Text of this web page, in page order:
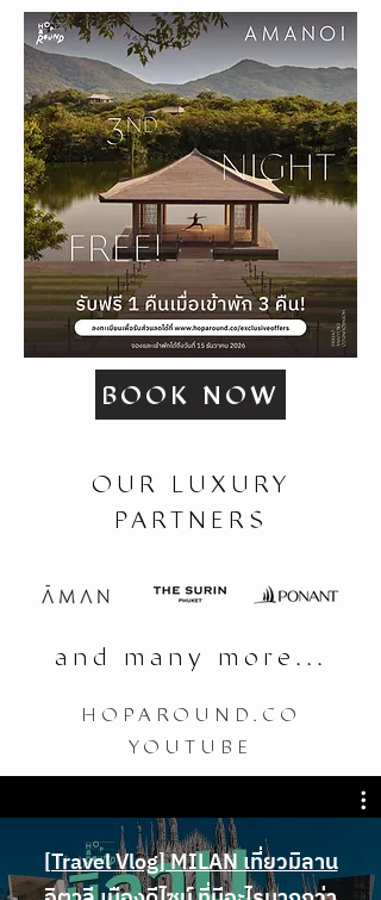
BOOK NOW
OUR LUXURY
PARTNERS
and many more...
HOPAROUND.CO
YOUTUBE
[Travel Vlog] MILAN เที่ยวมิลาน